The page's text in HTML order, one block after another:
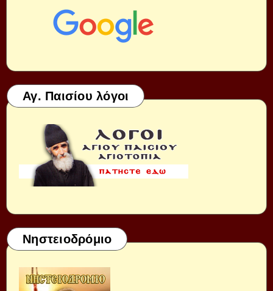
Αγ. Παισίου λόγοι
Νηστειοδρόμιο